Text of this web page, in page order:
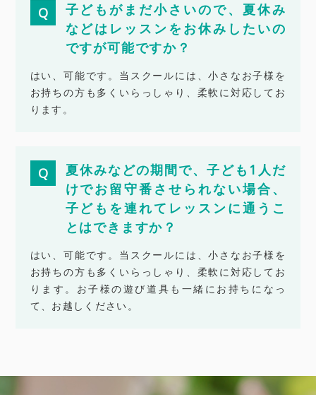
子どもがまだ小さいので、夏休み
などはレッスンをお休みしたいの
ですが可能ですか？
はい、可能です。当スクールには、小さなお子様を
お持ちの方も多くいらっしゃり、柔軟に対応してお
ります。
夏休みなどの期間で、子ども1人だ
けでお留守番させられない場合、
子どもを連れてレッスンに通うこ
とはできますか？
はい、可能です。当スクールには、小さなお子様を
お持ちの方も多くいらっしゃり、柔軟に対応してお
ります。お子様の遊び道具も一緒にお持ちになっ
て、お越しください。